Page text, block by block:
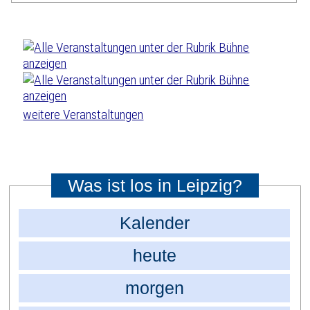
weitere Veranstaltungen
Was ist los in Leipzig?
Kalender
heute
morgen